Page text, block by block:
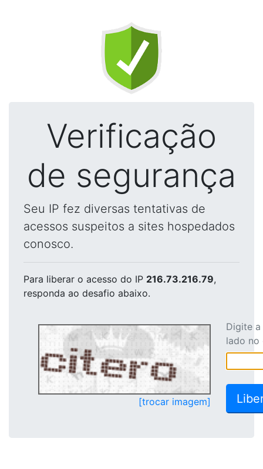
Verificação
de segurança
Seu IP fez diversas tentativas de
acessos suspeitos a sites hospedados
conosco.
Para liberar o acesso do IP 216.73.216.79,
responda ao desafio abaixo.
[trocar imagem]
Digite
lado no